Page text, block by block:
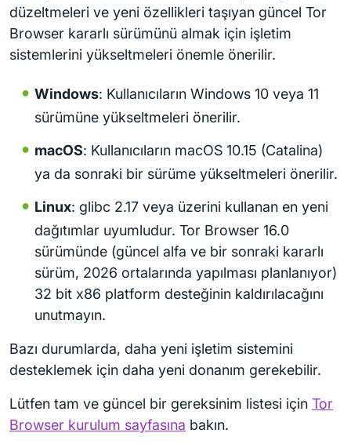
düzeltmeleri ve yeni özellikleri taşıyan güncel Tor
Browser kararlı sürümünü almak için işletim
sistemlerini yükseltmeleri önemle önerilir.
Windows: Kullanıcıların Windows 10 veya 11
sürümüne yükseltmeleri önerilir.
macOS: Kullanıcıların macOS 10.15 (Catalina)
ya da sonraki bir sürüme yükseltmeleri önerilir.
Linux: glibc 2.17 veya üzerini kullanan en yeni
dağıtımlar uyumludur. Tor Browser 16.0
sürümünde (güncel alfa ve bir sonraki kararlı
sürüm, 2026 ortalarında yapılması planlanıyor)
32 bit x86 platform desteğinin kaldırılacağını
unutmayın.
Bazı durumlarda, daha yeni işletim sistemini
desteklemek için daha yeni donanım gerekebilir.
Lütfen tam ve güncel bir gereksinim listesi için Tor
Browser kurulum sayfasına bakın.